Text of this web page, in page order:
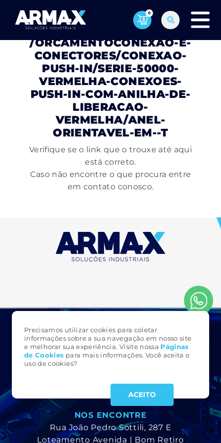
Precisamos utilizar cookies para coletar
informações sobre a sua navegação em nosso site
e melhorar sua experiência. Visite nossa Páginas
de Cookies para mais informações. Você aceita o
uso de cookies?
ACEITO
0
PÁGINA NÃO ENCONTRADA
/ORCAMENTOCONEXAO-E-
CONECTORES/CONEXAO-
PUSH-IN/SERIE-50000-
VERMELHA-CONEXOES-
PUSH-IN-COM-ANILHA-DE-
LIBERACAO-
VERMELHA/ANEL-
ORIENTAVEL-EM--T
Verifique se o link que o trouxe até aqui
está correto.
Caso não encontre o que procura entre
em contato conosco.
NOS ENCONTRE
Rua João Pedro Sottili, 287 E
Loteamento Avenida | Bom Retiro
FALE CONOSCO
(49)3323 6161